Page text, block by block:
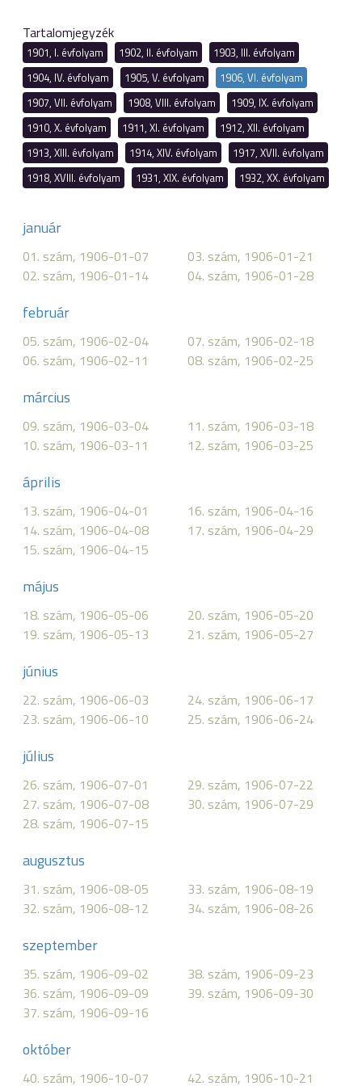
Tartalomjegyzék
1901, I. évfolyam 1902, II. évfolyam
1903, III. évfolyam
1904, IV. évfolyam
1905, V. évfolyam
1906, VI. évfolyam
1907, VII. évfolyam
1908, VIII. évfolyam
1909, IX. évfolyam
1910, X. évfolyam
1911, XI. évfolyam
1912, XII. évfolyam
1913, XIII. évfolyam
1914, XIV. évfolyam
1917, XVII. évfolyam
1918, XVIII. évfolyam
1931, XIX. évfolyam 1932, XX. évfolyam
január
01. szám, 1906-01-07
02. szám, 1906-01-14
03. szám, 1906-01-21
04. szám, 1906-01-28
február
05. szám, 1906-02-04
06. szám, 1906-02-11
07. szám, 1906-02-18
08. szám, 1906-02-25
március
09. szám, 1906-03-04
10. szám, 1906-03-11
11. szám, 1906-03-18
12. szám, 1906-03-25
április
13. szám, 1906-04-01
14. szám, 1906-04-08
15. szám, 1906-04-15
16. szám, 1906-04-16
17. szám, 1906-04-29
május
18. szám, 1906-05-06
19. szám, 1906-05-13
20. szám, 1906-05-20
21. szám, 1906-05-27
június
22. szám, 1906-06-03
23. szám, 1906-06-10
24. szám, 1906-06-17
25. szám, 1906-06-24
július
26. szám, 1906-07-01
27. szám, 1906-07-08
28. szám, 1906-07-15
29. szám, 1906-07-22
30. szám, 1906-07-29
augusztus
31. szám, 1906-08-05
32. szám, 1906-08-12
33. szám, 1906-08-19
34. szám, 1906-08-26
szeptember
35. szám, 1906-09-02
36. szám, 1906-09-09
37. szám, 1906-09-16
38. szám, 1906-09-23
39. szám, 1906-09-30
október
40. szám, 1906-10-07 42. szám, 1906-10-21